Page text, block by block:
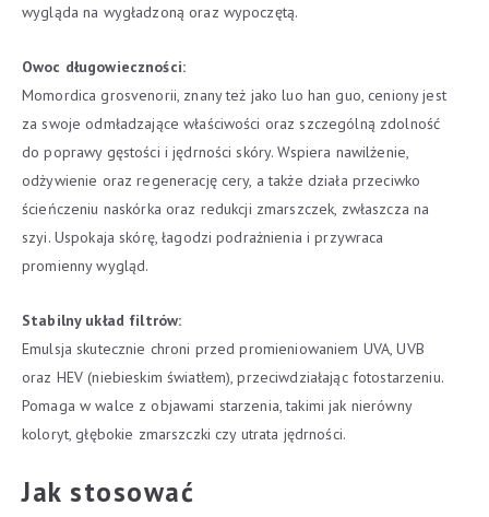
wygląda na wygładzoną oraz wypoczętą.
Owoc długowieczności:
Momordica grosvenorii, znany też jako luo han guo, ceniony jest
za swoje odmładzające właściwości oraz szczególną zdolność
do poprawy gęstości i jędrności skóry. Wspiera nawilżenie,
odżywienie oraz regenerację cery, a także działa przeciwko
ścieńczeniu naskórka oraz redukcji zmarszczek, zwłaszcza na
szyi. Uspokaja skórę, łagodzi podrażnienia i przywraca
promienny wygląd.
Stabilny układ filtrów:
Emulsja skutecznie chroni przed promieniowaniem UVA, UVB
oraz HEV (niebieskim światłem), przeciwdziałając fotostarzeniu.
Pomaga w walce z objawami starzenia, takimi jak nierówny
koloryt, głębokie zmarszczki czy utrata jędrności.
Jak stosować